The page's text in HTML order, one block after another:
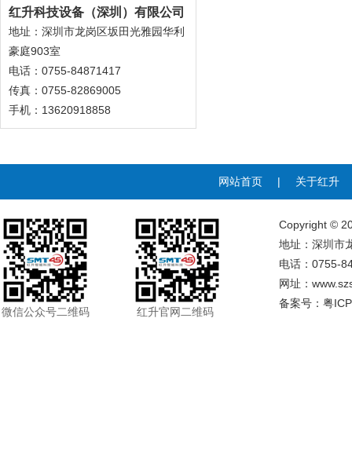
红升科技设备（深圳）有限公司
地址：深圳市龙岗区坂田光雅园华利
豪庭903室
电话：0755-84871417
传真：0755-82869005
手机：13620918858
网站首页 | 关于红升
微信公众号二维码 红升官网二维码
Copyright ©
地址：深圳市
电话：0755-
网址：
备案号： 粤